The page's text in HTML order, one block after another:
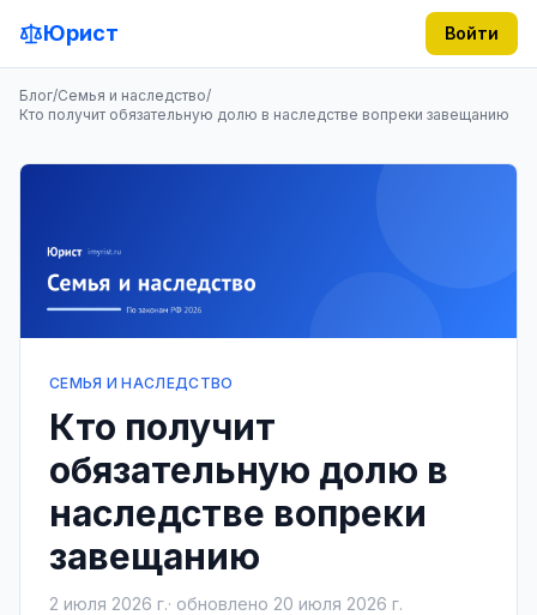
Юрист Войти
Блог/Семья и наследство/
Кто получит обязательную долю в наследстве вопреки завещанию
СЕМЬЯ И НАСЛЕДСТВО
Кто получит
обязательную долю в
наследстве вопреки
завещанию
2 июля 2026 г.· обновлено 20 июля 2026 г.